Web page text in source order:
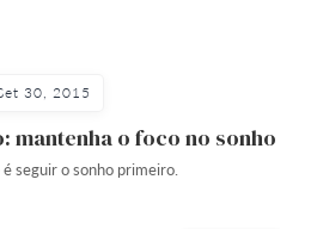
30, 2015
mantenha o foco no sonho
seguir o sonho primeiro.